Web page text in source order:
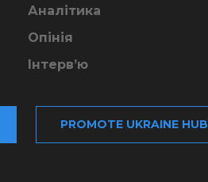
Аналітика
Опінія
Інтерв’ю
PROMOTE UKRAINE HUB